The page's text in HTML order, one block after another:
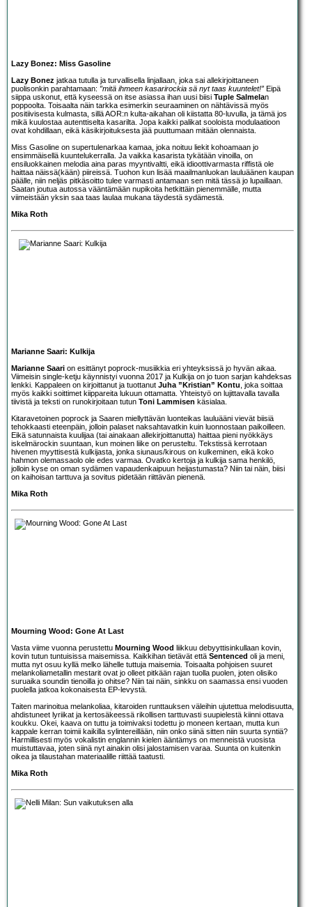
Lazy Bonez: Miss Gasoline
Lazy Bonez jatkaa tutulla ja turvallisella linjallaan, joka sai allekirjoittaneen
puolisonkin parahtamaan: ”mitä ihmeen kasarirockia sä nyt taas kuuntelet!” Eipä
siippa uskonut, että kyseessä on itse asiassa ihan uusi biisi Tuple Salmelan
poppoolta. Toisaalta näin tarkka esimerkin seuraaminen on nähtävissä myös
positiivisesta kulmasta, sillä AOR:n kulta-aikahan oli kiistatta 80-luvulla, ja tämä jos
mikä kuulostaa autenttiselta kasarilta. Jopa kaikki palikat sooloista modulaatioon
ovat kohdillaan, eikä käsikirjoituksesta jää puuttumaan mitään olennaista.
Miss Gasoline on supertulenarkaa kamaa, joka noituu liekit kohoamaan jo
ensimmäisellä kuuntelukerralla. Ja vaikka kasarista tykätään vinoilla, on
ensiluokkainen melodia aina paras myyntivaltti, eikä idioottivarmasta riffistä ole
haittaa näissä(kään) piireissä. Tuohon kun lisää maailmanluokan lauluäänen kaupan
päälle, niin neljäs pitkäsoitto tulee varmasti antamaan sen mitä tässä jo lupaillaan.
Saatan joutua autossa vääntämään nupikoita hetkittäin pienemmälle, mutta
viimeistään yksin saa taas laulaa mukana täydestä sydämestä.
Mika Roth
Marianne Saari: Kulkija
Marianne Saari on esittänyt poprock-musiikkia eri yhteyksissä jo hyvän aikaa.
Viimeisin single-ketju käynnistyi vuonna 2017 ja Kulkija on jo tuon sarjan kahdeksas
lenkki. Kappaleen on kirjoittanut ja tuottanut Juha ”Kristian” Kontu , joka soittaa
myös kaikki soittimet kiippareita lukuun ottamatta. Yhteistyö on lujittavalla tavalla
tiivistä ja teksti on runokirjoitaan tutun Toni Lammisen käsialaa.
Kitaravetoinen poprock ja Saaren miellyttävän luonteikas lauluääni vievät biisiä
tehokkaasti eteenpäin, jolloin palaset naksahtavatkin kuin luonnostaan paikoilleen.
Eikä satunnaista kuulijaa (tai ainakaan allekirjoittanutta) haittaa pieni nyökkäys
iskelmärockin suuntaan, kun moinen liike on perusteltu. Tekstissä kerrotaan
hivenen myyttisestä kulkijasta, jonka siunaus/kirous on kulkeminen, eikä koko
hahmon olemassaolo ole edes varmaa. Ovatko kertoja ja kulkija sama henkilö,
jolloin kyse on oman sydämen vapaudenkaipuun heijastumasta? Niin tai näin, biisi
on kaihoisan tarttuva ja sovitus pidetään riittävän pienenä.
Mika Roth
Mourning Wood: Gone At Last
Vasta viime vuonna perustettu Mourning Wood liikkuu debyyttisinkullaan kovin,
kovin tutun tuntuisissa maisemissa. Kaikkihan tietävät että Sentenced oli ja meni,
mutta nyt osuu kyllä melko lähelle tuttuja maisemia. Toisaalta pohjoisen suuret
melankoliametallin mestarit ovat jo olleet pitkään rajan tuolla puolen, joten olisiko
suruaika soundin tienoilla jo ohitse? Niin tai näin, sinkku on saamassa ensi vuoden
puolella jatkoa kokonaisesta EP-levystä.
Taiten marinoitua melankoliaa, kitaroiden runttauksen väleihin ujutettua melodisuutta,
ahdistuneet lyriikat ja kertosäkeessä rikollisen tarttuvasti suupielestä kiinni ottava
koukku. Okei, kaava on tuttu ja toimivaksi todettu jo moneen kertaan, mutta kun
kappale kerran toimii kaikilla sylintereillään, niin onko siinä sitten niin suurta syntiä?
Harmillisesti myös vokalistin englannin kielen ääntämys on menneistä vuosista
muistuttavaa, joten siinä nyt ainakin olisi jalostamisen varaa. Suunta on kuitenkin
oikea ja tilaustahan materiaalille riittää taatusti.
Mika Roth